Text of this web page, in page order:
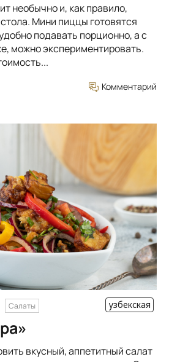
необычно и, как правило,
стола. Мини пиццы готовятся
подавать порционно, а с
можно экспериментировать.
Комментарий
Салаты узбекская
вкусный, аппетитный салат